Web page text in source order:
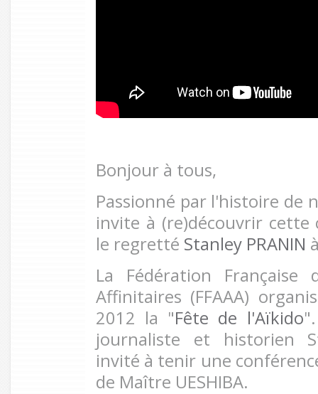
Bonjour à tous,
Passionné par l'histoire de
invite à (re)découvrir
le regretté Stanley PRANIN
La Fédération Française
Affinitaires (FFAAA)
2012 la "Fête de l'Aïkido
journaliste et historien
invité à tenir une
de Maître UESHIBA.